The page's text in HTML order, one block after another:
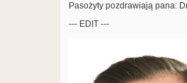
Pasożyty pozdrawiają pana:
--- EDIT ---